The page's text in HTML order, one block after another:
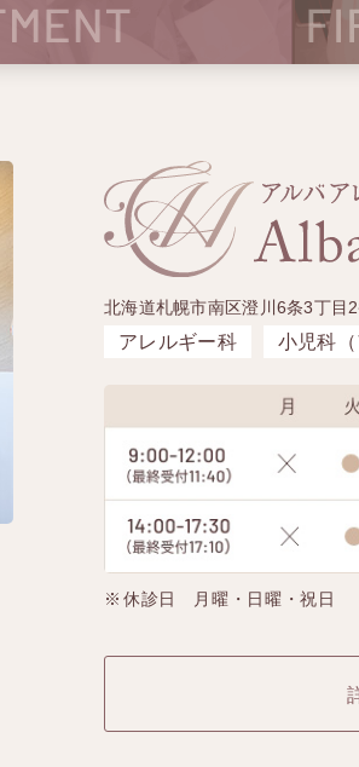
北海道札幌市南区澄川6条3丁目
アレルギー科 小児科（
休診日 月曜・日曜・祝日